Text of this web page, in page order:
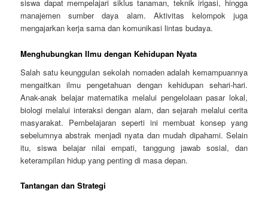
siswa dapat mempelajari siklus tanaman, teknik irigasi, hingga
manajemen sumber daya alam. Aktivitas kelompok juga
mengajarkan kerja sama dan komunikasi lintas budaya.
Menghubungkan Ilmu dengan Kehidupan Nyata
Salah satu keunggulan sekolah nomaden adalah kemampuannya
mengaitkan ilmu pengetahuan dengan kehidupan sehari-hari.
Anak-anak belajar matematika melalui pengelolaan pasar lokal,
biologi melalui interaksi dengan alam, dan sejarah melalui cerita
masyarakat. Pembelajaran seperti ini membuat konsep yang
sebelumnya abstrak menjadi nyata dan mudah dipahami. Selain
itu, siswa belajar nilai empati, tanggung jawab sosial, dan
keterampilan hidup yang penting di masa depan.
Tantangan dan Strategi